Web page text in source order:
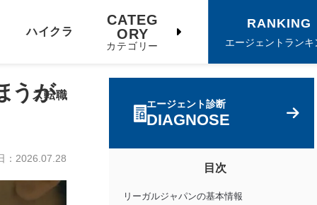
ハイクラ
ス転職
CATEG
ORY
カテゴリー
RANKING
エージェントランキ
うが
： 2026.07.28
エージェント診断
DIAGNOSE
目次
リーガルジャパンの基本情報